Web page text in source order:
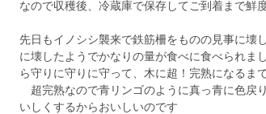
なので収穫後、冷蔵庫で保存してご到着まで鮮
先日もイノシシ襲来で鉄筋柵をものの見事に壊
に壊したようでかなりの量が食べに食べられま
ら守りに守りに守って、木に超！完熟になるま
超完熟なので青リンゴのように真っ青に色戻
いしくするからおいしいのです